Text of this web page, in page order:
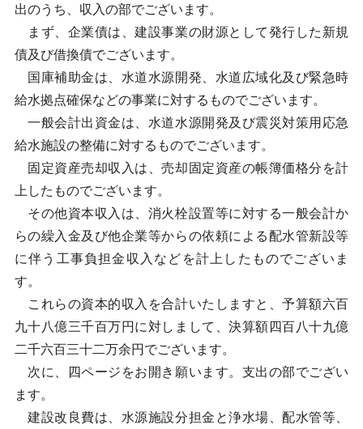
出のうち、収入の部でございます。
まず、企業債は、建設事業の財源として発行した新規
債及び借換債でございます。
国庫補助金は、水道水源開発、水道広域化及び緊急時
給水拠点確保などの事業に対するものでございます。
一般会計出資金は、水道水源開発及び震災対策用応急
給水施設の整備に対するものでございます。
固定資産売却収入は、売却固定資産の帳簿価格分を計
上したものでございます。
その他資本収入は、消火栓設置等に対する一般会計か
らの繰入金及び他企業等からの依頼による配水管新設等
に伴う工事負担金収入などを計上したものでございま
す。
これらの資本的収入を合計いたしますと、予算額六百
九十八億三千百万円に対しまして、決算額四百八十九億
二千六百三十二万余円でございます。
次に、四ページをお開き願います。支出の部でござい
ます。
建設改良費は、水源施設分担金と浄水場、配水管等、